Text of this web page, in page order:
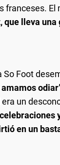
franceses. El
que lleva una
Foot
un
en un